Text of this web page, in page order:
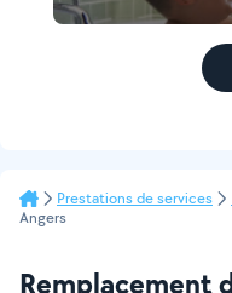
Prestations de services
Angers
Remplacement